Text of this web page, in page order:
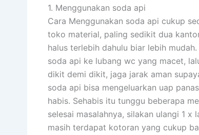
1. Menggunakan soda api
Cara Menggunakan soda api cukup
toko material, paling sedikit dua
halus terlebih dahulu biar lebih
soda api ke lubang wc yang macet,
dikit demi dikit, jaga jarak aman
soda api bisa mengeluarkan uap
habis. Sehabis itu tunggu beberapa
selesai masalahnya, silakan ulangi 1
masih terdapat kotoran yang cukup